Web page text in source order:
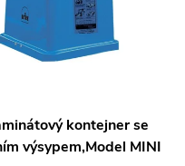
kontejner se
výsypem,Model MINI